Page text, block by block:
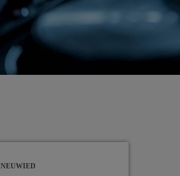
NEUWIED